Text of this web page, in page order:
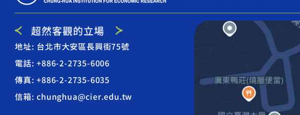
地址: 台北市大安區長興街75號
電話: +886-2-2735-6006
傳真: +886-2-2735-6035
信箱: chunghua@cier.edu.tw